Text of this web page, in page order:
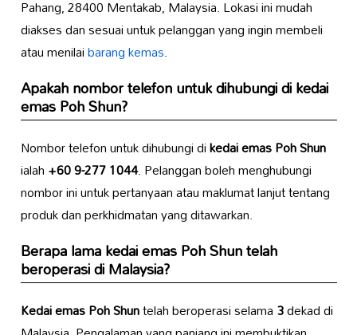
Pahang, 28400 Mentakab, Malaysia. Lokasi ini mudah
diakses dan sesuai untuk pelanggan yang ingin membeli
atau menilaibarang kemas.
Apakah nombor telefon untuk dihubungi dikedai
emas Poh Shun?
Nombor telefon untuk dihubungi dikedai emas Poh Shun
ialah+60 9-277 1044. Pelanggan boleh menghubungi
nombor ini untuk pertanyaan atau maklumat lanjut tentang
produk dan perkhidmatan yang ditawarkan.
Berapa lamakedai emas Poh Shuntelah
beroperasi di Malaysia?
Kedai emas Poh Shuntelah beroperasi selama3dekad di